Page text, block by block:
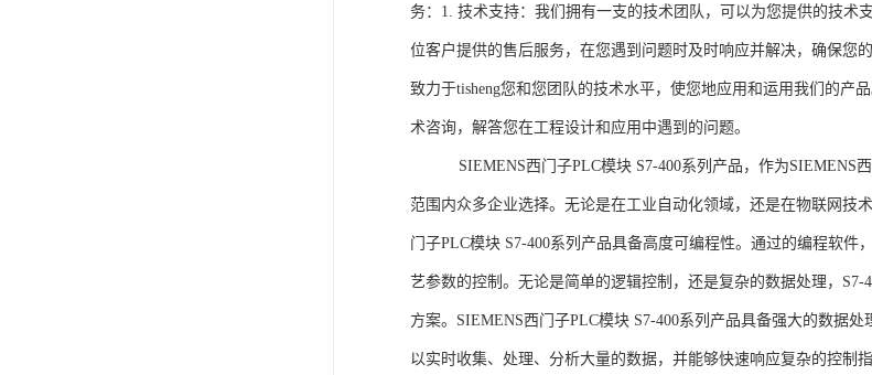
务：1. 技术支持：我们拥有一支的技术团队，可以为您提供的技
位客户提供的售后服务，在您遇到问题时及时响应并解决，确保您
致力于tisheng您和您团队的技术水平，使您地应用和运用我们的产
术咨询，解答您在工程设计和应用中遇到的问题。
SIEMENS西门子PLC模块 S7-400系列产品，作为SIEMENS西
范围内众多企业选择。无论是在工业自动化领域，还是在物联网技
门子PLC模块 S7-400系列产品具备高度可编程性。通过的编程软
艺参数的控制。无论是简单的逻辑控制，还是复杂的数据处理，
方案。SIEMENS西门子PLC模块 S7-400系列产品具备强大的数据
以实时收集、处理、分析大量的数据，并能够快速响应复杂的控制